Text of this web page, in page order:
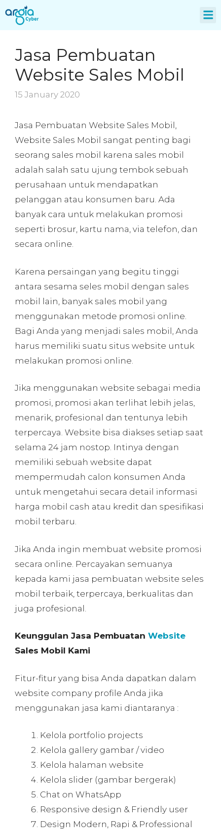
Jasa Pembuatan
Website Sales Mobil
15 January 2020
Jasa Pembuatan Website Sales Mobil,
Website Sales Mobil sangat penting bagi
seorang sales mobil karena sales mobil
adalah salah satu ujung tembok sebuah
perusahaan untuk mendapatkan
pelanggan atau konsumen baru. Ada
banyak cara untuk melakukan promosi
seperti brosur, kartu nama, via telefon, dan
secara online.
Karena persaingan yang begitu tinggi
antara sesama seles mobil dengan sales
mobil lain, banyak sales mobil yang
menggunakan metode promosi online.
Bagi Anda yang menjadi sales mobil, Anda
harus memiliki suatu situs website untuk
melakukan promosi online.
Jika menggunakan website sebagai media
promosi, promosi akan terlihat lebih jelas,
menarik, profesional dan tentunya lebih
terpercaya. Website bisa diakses setiap saat
selama 24 jam nostop. Intinya dengan
memiliki sebuah website dapat
mempermudah calon konsumen Anda
untuk mengetahui secara detail informasi
harga mobil cash atau kredit dan spesifikasi
mobil terbaru.
Jika Anda ingin membuat website promosi
secara online. Percayakan semuanya
kepada kami jasa pembuatan website seles
mobil terbaik, terpercaya, berkualitas dan
juga profesional.
Keunggulan Jasa Pembuatan Website
Sales Mobil Kami
Fitur-fitur yang bisa Anda dapatkan dalam
website company profile Anda jika
menggunakan jasa kami diantaranya :
Kelola portfolio projects
Kelola gallery gambar / video
Kelola halaman website
Kelola slider (gambar bergerak)
Chat on WhatsApp
Responsive design & Friendly user
Design Modern, Rapi & Professional